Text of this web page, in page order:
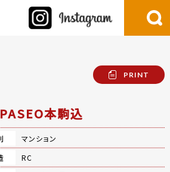
PRINT
本駒込
マンション
RC